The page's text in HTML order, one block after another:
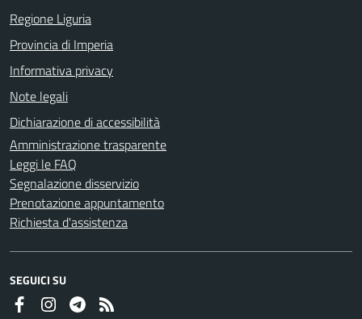
Regione Liguria
Provincia di Imperia
Informativa privacy
Note legali
Dichiarazione di accessibilità
Amministrazione trasparente
Leggi le FAQ
Segnalazione disservizio
Prenotazione appuntamento
Richiesta d'assistenza
SEGUICI SU